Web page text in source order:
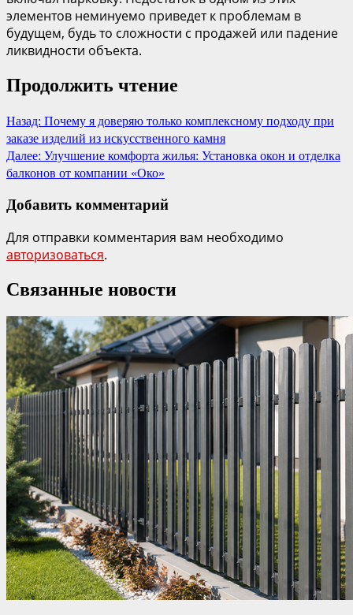
элементов неминуемо приведет к проблемам в
будущем, будь то сложности с продажей или падение
ликвидности объекта.
Продолжить чтение
Назад: Почему я доверяю только комплексному подходу при
заказе изделий из искусственного камня
Далее: Улучшение комфорта жилья: Установка окон и отделка
балконов от компании «Око»
Добавить комментарий
Для отправки комментария вам необходимо
авторизоваться.
Связанные новости